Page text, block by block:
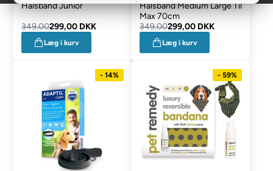
Halsbånd Junior
349,00299,00 DKK
Læg i kurv
Halsbånd Medium Large Til
Max 70cm
349,00299,00 DKK
Læg i kurv
- 14% - 59%